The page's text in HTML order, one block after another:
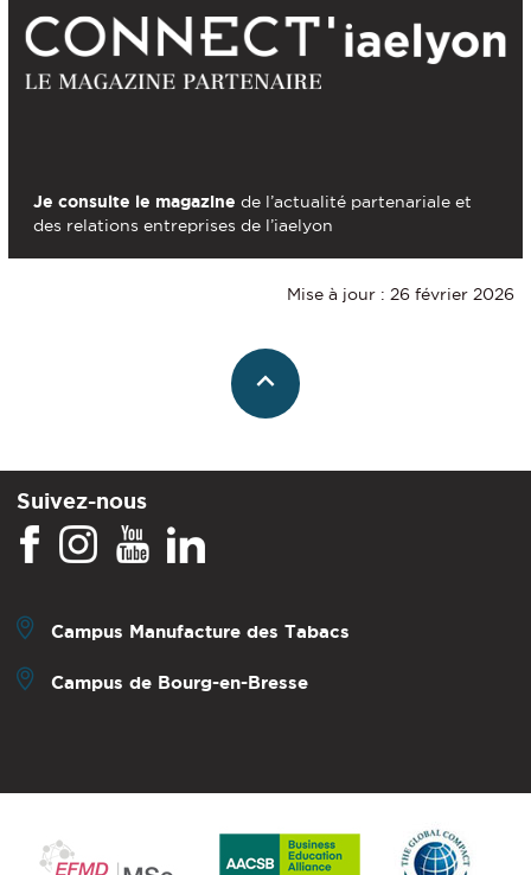
Je consulte le magazine de l’actualité partenariale et
des relations entreprises de l’iaelyon
Mise à jour : 26 février 2026
Suivez-nous
Campus Manufacture des Tabacs
Campus de Bourg-en-Bresse